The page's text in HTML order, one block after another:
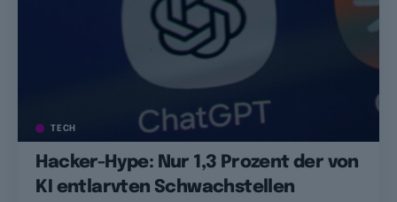
TECH
Hacker-Hype: Nur 1,3 Prozent der von
KI entlarvten Schwachstellen